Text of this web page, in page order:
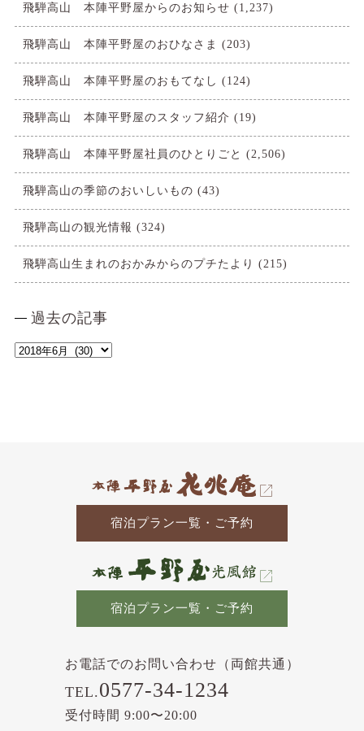
飛騨高山 本陣平野屋からのお知らせ (1,237)
飛騨高山 本陣平野屋のおひなさま (203)
飛騨高山 本陣平野屋のおもてなし (124)
飛騨高山 本陣平野屋のスタッフ紹介 (19)
飛騨高山 本陣平野屋社員のひとりごと (2,506)
飛騨高山の季節のおいしいもの (43)
飛騨高山の観光情報 (324)
飛騨高山生まれのおかみからのプチたより (215)
過去の記事
過
宿泊プラン一覧・ご予約
宿泊プラン一覧・ご予約
お電話でのお問い合わせ（両館共通）
TEL.0577-34-1234
受付時間 9:00〜20:00